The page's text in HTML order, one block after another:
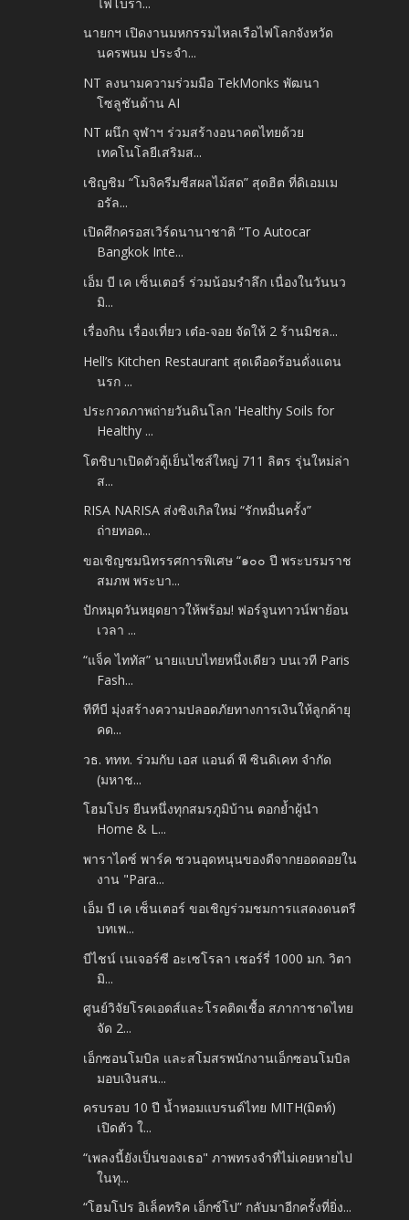
นายกฯ เปิดงานมหกรรมไหลเรือไฟโลกจังหวัด
นครพนม ประจำ...
NT ลงนามความร่วมมือ TekMonks พัฒนา
โซลูชันด้าน AI
NT ผนึก จุฬาฯ ร่วมสร้างอนาคตไทยด้วย
เทคโนโลยีเสริมส...
เชิญชิม “โมจิครีมชีสผลไม้สด” สุดฮิต ที่ดิเอมเม
อรัล...
เปิดศึกครอสเวิร์ดนานาชาติ “To Autocar
Bangkok Inte...
เอ็ม บี เค เซ็นเตอร์ ร่วมน้อมรำลึก เนื่องในวันนว
มิ...
เรื่องกิน เรื่องเที่ยว เต๋อ-จอย จัดให้ 2 ร้านมิชล...
Hell’s Kitchen Restaurant สุดเดือดร้อนดั่งแดน
นรก ...
ประกวดภาพถ่ายวันดินโลก 'Healthy Soils for
Healthy ...
โตชิบาเปิดตัวตู้เย็นไซส์ใหญ่ 711 ลิตร รุ่นใหม่ล่า
ส...
RISA NARISA ส่งซิงเกิลใหม่ “รักหมื่นครั้ง”
ถ่ายทอด...
ขอเชิญชมนิทรรศการพิเศษ “๑๐๐ ปี พระบรมราช
สมภพ พระบา...
ปักหมุดวันหยุดยาวให้พร้อม! ฟอร์จูนทาวน์พาย้อน
เวลา ...
“แจ็ค ไททัส” นายแบบไทยหนึ่งเดียว บนเวที Paris
Fash...
ทีทีบี มุ่งสร้างความปลอดภัยทางการเงินให้ลูกค้ายุ
คด...
วธ. ททท. ร่วมกับ เอส แอนด์ พี ซินดิเคท จำกัด
(มหาช...
โฮมโปร ยืนหนึ่งทุกสมรภูมิบ้าน ตอกย้ำผู้นำ
Home & L...
พาราไดซ์ พาร์ค ชวนอุดหนุนของดีจากยอดดอยใน
งาน "Para...
เอ็ม บี เค เซ็นเตอร์ ขอเชิญร่วมชมการแสดงดนตรี
บทเพ...
บีไชน์ เนเจอร์ซี อะเซโรลา เชอร์รี่ 1000 มก. วิตา
มิ...
ศูนย์วิจัยโรคเอดส์และโรคติดเชื้อ สภากาชาดไทย
จัด 2...
เอ็กซอนโมบิล และสโมสรพนักงานเอ็กซอนโมบิล
มอบเงินสน...
ครบรอบ 10 ปี น้ำหอมแบรนด์ไทย MITH(มิตท์)
เปิดตัว ใ...
“เพลงนี้ยังเป็นของเธอ" ภาพทรงจำที่ไม่เคยหายไป
ในทุ...
“โฮมโปร อิเล็คทริค เอ็กซ์โป” กลับมาอีกครั้งที่ยิ่ง...